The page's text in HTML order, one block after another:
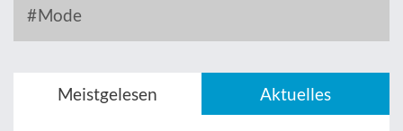
Mode
Meistgelesen Aktuelles